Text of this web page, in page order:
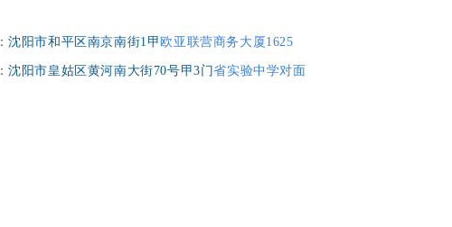
：沈阳市和平区南京南街1甲 欧亚联营商务大厦1625
：沈阳市皇姑区黄河南大街70号甲3门省实验中学对面